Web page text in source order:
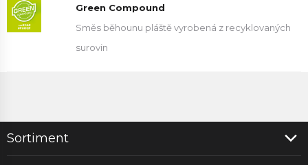
Green Compound
Směs běhounu pláště vyrobená z recyklovaných
surovin
Sortiment